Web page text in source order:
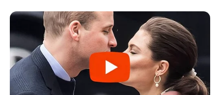
Δείτε όλες τις τελευταίεςΕιδήσεις από την Ελλάδα και
τον Κόσμο, τη στιγμή που συμβαίνουν, στοNewstok.gr